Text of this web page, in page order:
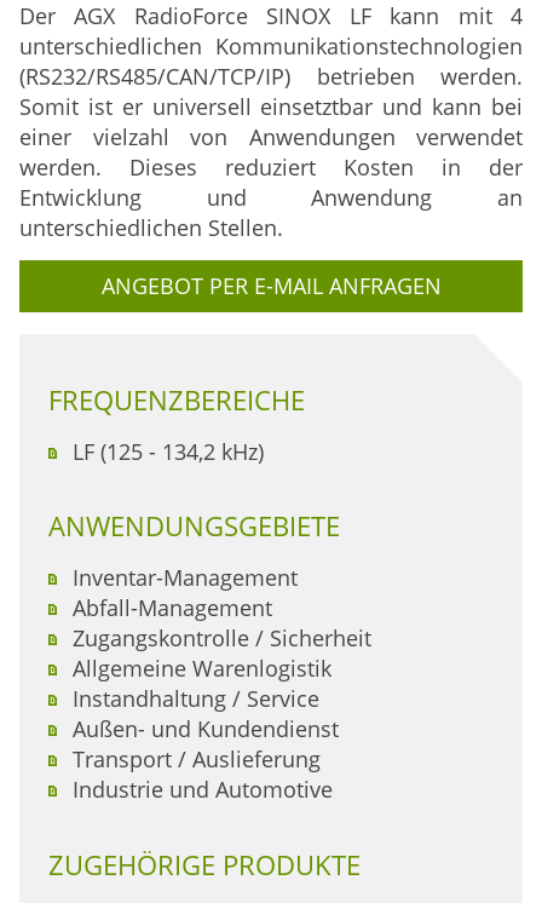
DerAGX RadioForce SINOX LF kann mit 4
unterschiedlichen Kommunikationstechnologien
(RS232/RS485/CAN/TCP/IP) betrieben werden.
Somit ist er universell einsetztbar und kann bei
einer vielzahl von Anwendungen verwendet
werden. Dieses reduziert Kosten in der
Entwicklung und Anwendung an
unterschiedlichen Stellen.
ANGEBOT PER E-MAIL ANFRAGEN
FREQUENZBEREICHE
LF (125 - 134,2 kHz)
ANWENDUNGSGEBIETE
Inventar-Management
Abfall-Management
Zugangskontrolle / Sicherheit
Allgemeine Warenlogistik
Instandhaltung / Service
Außen- und Kundendienst
Transport / Auslieferung
Industrie und Automotive
ZUGEHÖRIGE PRODUKTE